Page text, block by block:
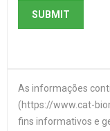
As informações
(https://www.cat-
fins informativos e